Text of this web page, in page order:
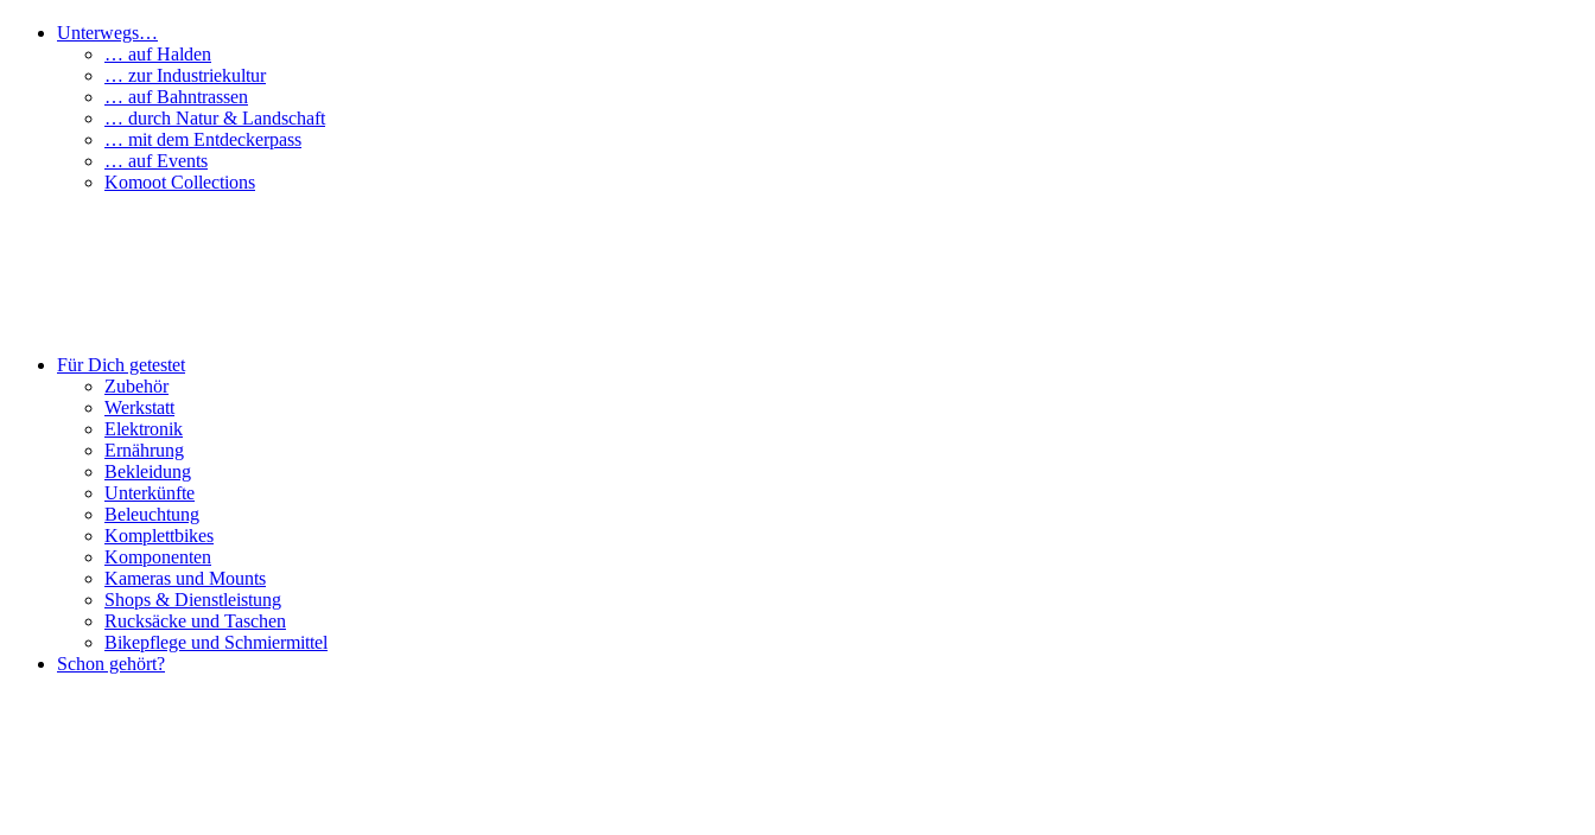
Unterwegs…
… auf Halden
… zur Industriekultur
… auf Bahntrassen
… durch Natur & Landschaft
… mit dem Entdeckerpass
… auf Events
Komoot Collections
Für Dich getestet
Zubehör
Werkstatt
Elektronik
Ernährung
Bekleidung
Unterkünfte
Beleuchtung
Komplettbikes
Komponenten
Kameras und Mounts
Shops & Dienstleistung
Rucksäcke und Taschen
Bikepflege und Schmiermittel
Schon gehört?